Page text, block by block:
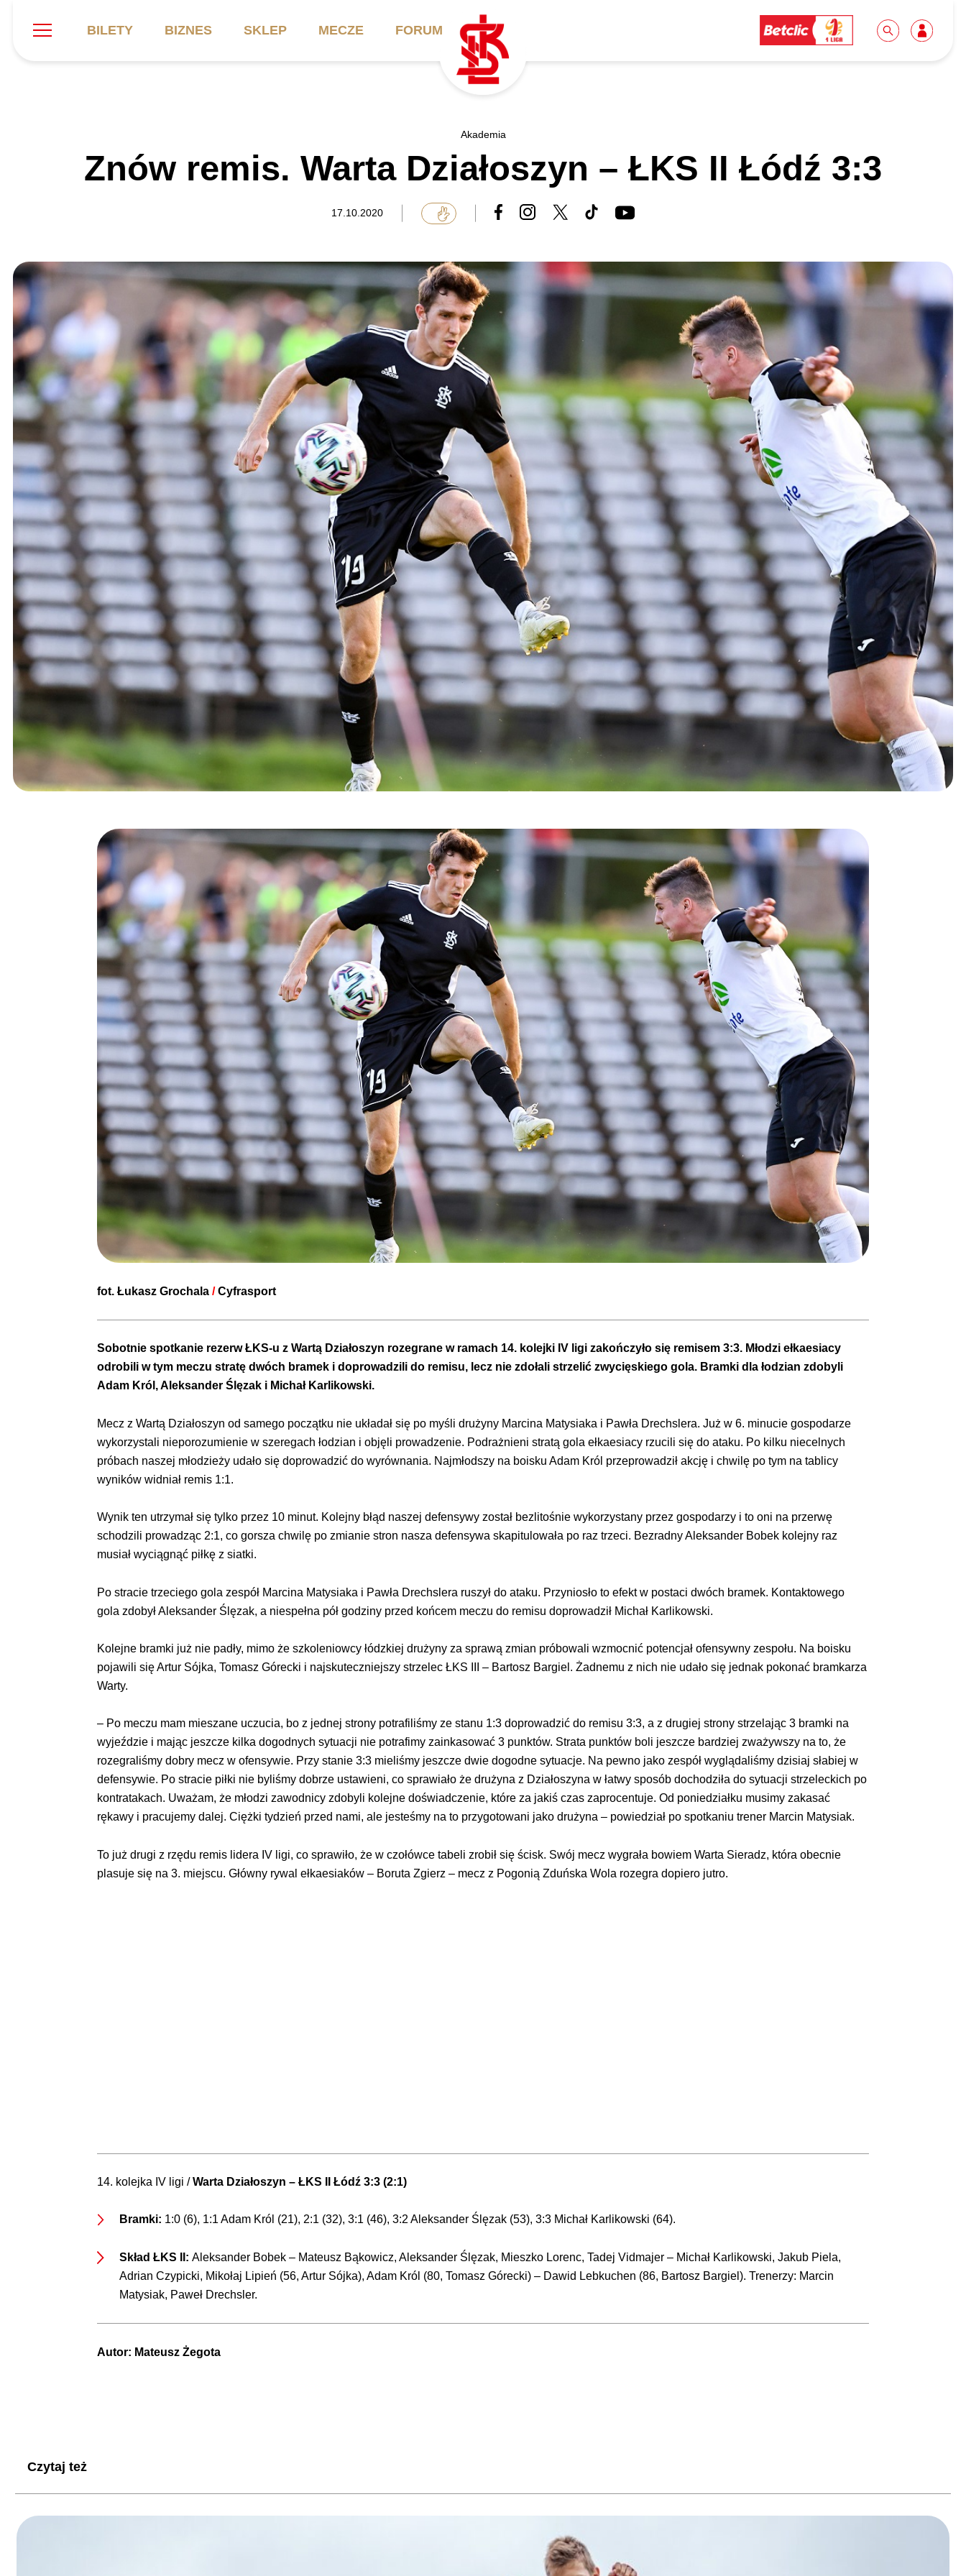
BILETY BIZNES SKLEP MECZE FORUM
Informacje ogólne
Symbole klubu
Stadion
Ochrona dzieci
Aktualności
Catering
Cennik
Karnety
FAQ
Regulaminy
Aktualności
Kadra trenerska
ŁKS II
Drużyny Akademii
ŁKS Schools
Staże w Akademii ŁKS
Kluby partnerskie
Kontakt
Oferta komercyjna
Ełkaesiacki Klub
Urodziny w Skybox
Biuro prasowe
Do pobrania
Idę pierwszy raz!
Wycieczki
Patronite
Kolorowanki
SKLEP KUP BILET
Akademia
Znów remis. Warta Działoszyn – ŁKS II Łódź 3:3
17.10.2020
fot.Łukasz Grochala/Cyfrasport
Sobotnie spotkanie rezerw ŁKS-u z Wartą Działoszyn rozegrane w ramach 14. kolejki IV ligi zakończyło się remisem 3:3. Młodzi ełkaesiacy
odrobili w tym meczu stratę dwóch bramek i doprowadzili do remisu, lecz nie zdołali strzelić zwycięskiego gola. Bramki dla łodzian zdobyli
Adam Król, Aleksander Ślęzak i Michał Karlikowski.
Mecz z Wartą Działoszyn od samego początku nie układał się po myśli drużyny Marcina Matysiaka i Pawła Drechslera. Już w 6. minucie gospodarze
wykorzystali nieporozumienie w szeregach łodzian i objęli prowadzenie. Podrażnieni stratą gola ełkaesiacy rzucili się do ataku. Po kilku niecelnych
próbach naszej młodzieży udało się doprowadzić do wyrównania. Najmłodszy na boisku Adam Król przeprowadził akcję i chwilę po tym na tablicy
wyników widniał remis 1:1.
Wynik ten utrzymał się tylko przez 10 minut. Kolejny błąd naszej defensywy został bezlitośnie wykorzystany przez gospodarzy i to oni na przerwę
schodzili prowadząc 2:1, co gorsza chwilę po zmianie stron nasza defensywa skapitulowała po raz trzeci. Bezradny Aleksander Bobek kolejny raz
musiał wyciągnąć piłkę z siatki.
Po stracie trzeciego gola zespół Marcina Matysiaka i Pawła Drechslera ruszył do ataku. Przyniosło to efekt w postaci dwóch bramek. Kontaktowego
gola zdobył Aleksander Ślęzak, a niespełna pół godziny przed końcem meczu do remisu doprowadził Michał Karlikowski.
Kolejne bramki już nie padły, mimo że szkoleniowcy łódzkiej drużyny za sprawą zmian próbowali wzmocnić potencjał ofensywny zespołu. Na boisku
pojawili się Artur Sójka, Tomasz Górecki i najskuteczniejszy strzelec ŁKS III – Bartosz Bargiel. Żadnemu z nich nie udało się jednak pokonać bramkarza
Warty.
– Po meczu mam mieszane uczucia, bo z jednej strony potrafiliśmy ze stanu 1:3 doprowadzić do remisu 3:3, a z drugiej strony strzelając 3 bramki na
wyjeździe i mając jeszcze kilka dogodnych sytuacji nie potrafimy zainkasować 3 punktów. Strata punktów boli jeszcze bardziej zważywszy na to, że
rozegraliśmy dobry mecz w ofensywie. Przy stanie 3:3 mieliśmy jeszcze dwie dogodne sytuacje. Na pewno jako zespół wyglądaliśmy dzisiaj słabiej w
defensywie. Po stracie piłki nie byliśmy dobrze ustawieni, co sprawiało że drużyna z Działoszyna w łatwy sposób dochodziła do sytuacji strzeleckich po
kontratakach. Uważam, że młodzi zawodnicy zdobyli kolejne doświadczenie, które za jakiś czas zaprocentuje. Od poniedziałku musimy zakasać
rękawy i pracujemy dalej. Ciężki tydzień przed nami, ale jesteśmy na to przygotowani jako drużyna – powiedział po spotkaniu trener Marcin Matysiak.
To już drugi z rzędu remis lidera IV ligi, co sprawiło, że w czołówce tabeli zrobił się ścisk. Swój mecz wygrała bowiem Warta Sieradz, która obecnie
plasuje się na 3. miejscu. Główny rywal ełkaesiaków – Boruta Zgierz – mecz z Pogonią Zduńska Wola rozegra dopiero jutro.
14. kolejka IV ligi /Warta Działoszyn – ŁKS II Łódź 3:3 (2:1)
Bramki: 1:0 (6), 1:1 Adam Król (21), 2:1 (32), 3:1 (46), 3:2 Aleksander Ślęzak (53), 3:3 Michał Karlikowski (64).
Skład ŁKS II: Aleksander Bobek – Mateusz Bąkowicz, Aleksander Ślęzak, Mieszko Lorenc, Tadej Vidmajer – Michał Karlikowski, Jakub Piela,
Adrian Czypicki, Mikołaj Lipień (56, Artur Sójka), Adam Król (80, Tomasz Górecki) – Dawid Lebkuchen (86, Bartosz Bargiel). Trenerzy: Marcin
Matysiak, Paweł Drechsler.
Autor: Mateusz Żegota
Czytaj też